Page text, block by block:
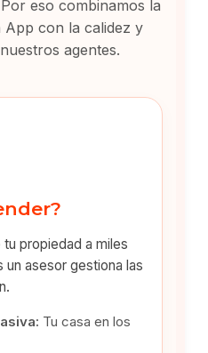
eso combinamos la
App con la calidez y
agentes.
propiedad a miles
un asesor gestiona las
Tu casa en los